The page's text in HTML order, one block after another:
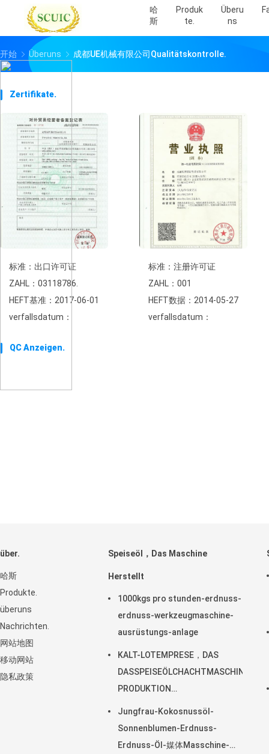
哈
斯
Produk
Te.
Überu
Ns
开始 Überuns 成都UE机械有限公司Qualitätskontrolle.
Zertifikate.
标准：出口许可证
ZAHL：03118786.
HEFT基准：2017-06-01
verfallsdatum：
标准：注册许可证
ZAHL：001
HEFT数据：2014-05-27
verfallsdatum：
QC Anzeigen.
über.
哈斯
Produkte.
überuns
Nachrichten.
网站地图
移动网站
隐私政策
Speiseöl，Das Maschine
Herstellt
1000kgs pro stunden-erdnuss-
erdnuss-werkzeugmaschine-
ausrüstungs-anlage
KALT-LOTEMPRESE，DAS
DASSPEISEÖLCHACHTMASCHINEN-
PRODUKTION
Jungfrau-Kokosnussöl-
Sonnenblumen-Erdnuss-
Erdnuss-Öl-媒体Masschine-